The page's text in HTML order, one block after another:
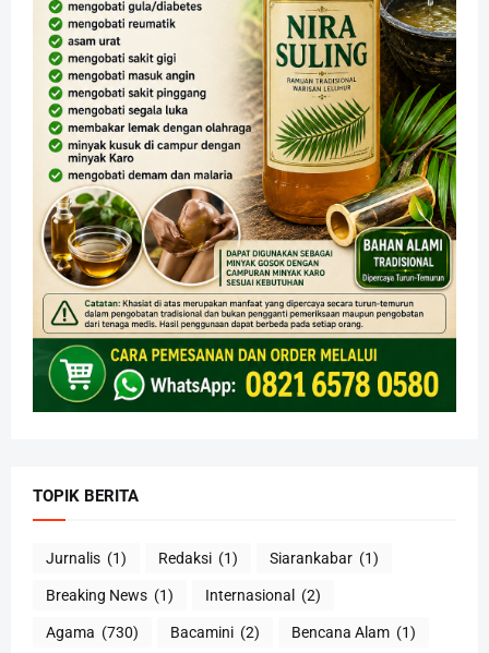
TOPIK BERITA
Jurnalis (1) Redaksi (1) Siarankabar (1)
Breaking News (1) Internasional (2)
Agama (730) Bacamini (2) Bencana Alam (1)